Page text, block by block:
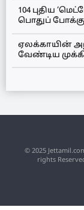
104 புதிய
பொதுப்
ஏலக்காயின்
வேண்டிய
© 2025
rights